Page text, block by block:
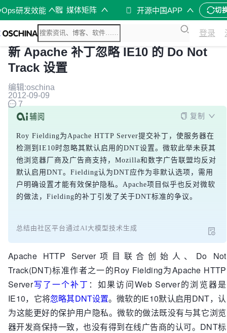
研发效能 媒体矩阵 开源中国APP 切
登录
新 Apache 补丁忽略 IE10 的 Do Not
Track 设置
编辑:oschina
2012-09-09
7
复制
Roy Fielding为Apache HTTP Server提交补丁，使服务器在
检测到IE10时忽略其默认启用的DNT设置。微软此举未获其
他浏览器厂商及广告商支持，Mozilla和数字广告联盟均反对
默认启用DNT。Fielding认为DNT应作为非默认选项，需用
户明确设置才能有效保护隐私。Apache项目似乎也反对微软
的做法，Fielding的补丁引发了关于DNT标准的争议。
总结由社区平台通过AI大模型技术生成
Apache HTTP Server项目联合创始人、Do Not
Track(DNT)标准作者之一的Roy Fielding为Apache HTTP
Server写了一个补丁 ：如果访问Web Server的浏览器是
IE10，它将忽略其DNT设置。微软的IE10默认启用DNT，认
为这能更好的保护用户隐私。微软的做法既没有与其它浏览
器开发商保持一致，也没有得到在线广告商的认可。DNT标